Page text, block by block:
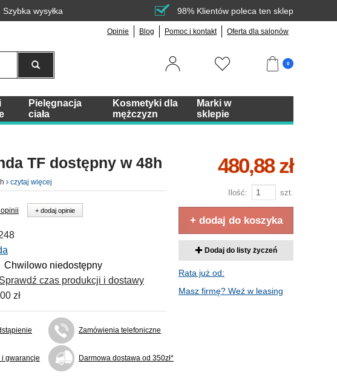
Szybka wysyłka 98% Klientów poleca ten sklep
Opinie Blog Pomoc i kontakt Oferta dla salonów
0
Pielęgnacja
ciała
Kosmetyki dla
mężczyzn
Marki w
sklepie
TF dostępny w 48h
czytaj więcej
+ dodaj opinie
Chwilowo niedostępny
Sprawdź czas produkcji i dostawy
zł
Zamówienia telefoniczne
i gwarancje Darmowa dostawa od 350zł*
480,88 zł
Ilość: szt.
+ dodaj do koszyka
Dodaj do listy życzeń
Rata już od:
Masz firmę? Weź w leasing